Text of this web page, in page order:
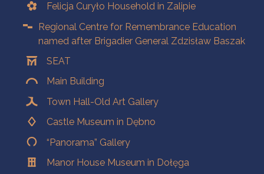
Felicja Curyło Household in Zalipie
Regional Centre for Remembrance Education
named after Brigadier General Zdzisław Baszak
SEAT
Main Building
Town Hall-Old Art Gallery
Castle Museum in Dębno
“Panorama” Gallery
Manor House Museum in Dołęga